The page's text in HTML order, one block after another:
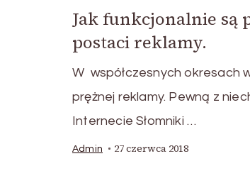
Jak funkcjonalnie są
postaci reklamy.
W współczesnych okresach
prężnej reklamy. Pewną z
Internecie Słomniki …
Admin 27 czerwca 2018